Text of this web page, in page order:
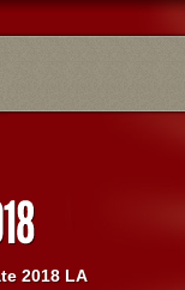
2018 LA